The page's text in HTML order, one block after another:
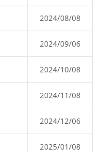
2024/08/08
2024/09/06
2024/10/08
2024/11/08
2024/12/06
2025/01/08